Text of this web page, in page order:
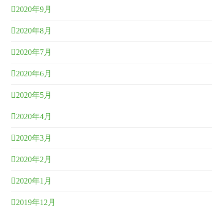
2020年9月
2020年8月
2020年7月
2020年6月
2020年5月
2020年4月
2020年3月
2020年2月
2020年1月
2019年12月